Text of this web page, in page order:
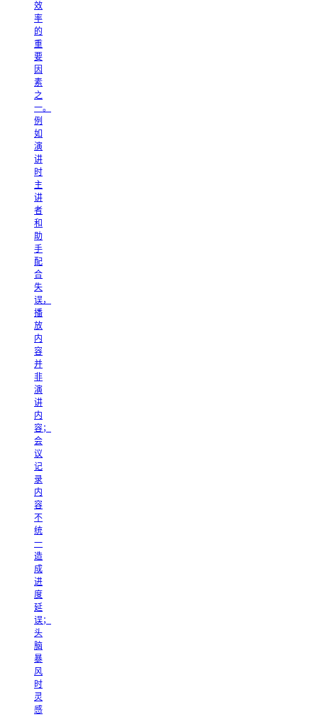
效
率
的
重
要
因
素
之
一。
例
如
演
讲
时
主
讲
者
和
助
手
配
合
失
误，
播
放
内
容
并
非
演
讲
内
容；
会
议
记
录
内
容
不
统
一
造
成
进
度
延
误；
头
脑
暴
风
时
灵
感